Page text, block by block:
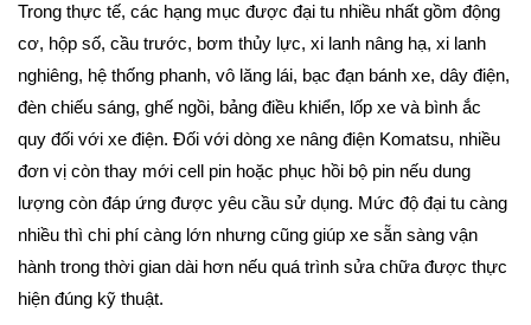
Trong thực tế, các hạng mục được đại tu nhiều nhất gồm động
cơ, hộp số, cầu trước, bơm thủy lực, xi lanh nâng hạ, xi lanh
nghiêng, hệ thống phanh, vô lăng lái, bạc đạn bánh xe, dây điện,
đèn chiếu sáng, ghế ngồi, bảng điều khiển, lốp xe và bình ắc
quy đối với xe điện. Đối với dòng xe nâng điện Komatsu, nhiều
đơn vị còn thay mới cell pin hoặc phục hồi bộ pin nếu dung
lượng còn đáp ứng được yêu cầu sử dụng. Mức độ đại tu càng
nhiều thì chi phí càng lớn nhưng cũng giúp xe sẵn sàng vận
hành trong thời gian dài hơn nếu quá trình sửa chữa được thực
hiện đúng kỹ thuật.